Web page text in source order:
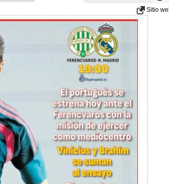
Sitio